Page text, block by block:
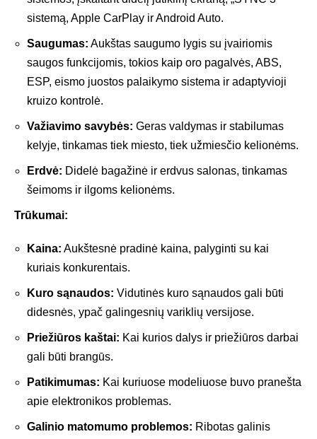
sistemą, Apple CarPlay ir Android Auto.
Saugumas: Aukštas saugumo lygis su įvairiomis
saugos funkcijomis, tokios kaip oro pagalvės, ABS,
ESP, eismo juostos palaikymo sistema ir adaptyvioji
kruizo kontrolė.
Važiavimo savybės: Geras valdymas ir stabilumas
kelyje, tinkamas tiek miesto, tiek užmiesčio kelionėms.
Erdvė: Didelė bagažinė ir erdvus salonas, tinkamas
šeimoms ir ilgoms kelionėms.
Trūkumai:
Kaina: Aukštesnė pradinė kaina, palyginti su kai
kuriais konkurentais.
Kuro sąnaudos: Vidutinės kuro sąnaudos gali būti
didesnės, ypač galingesnių variklių versijose.
Priežiūros kaštai: Kai kurios dalys ir priežiūros darbai
gali būti brangūs.
Patikimumas: Kai kuriuose modeliuose buvo pranešta
apie elektronikos problemas.
Galinio matomumo problemos: Ribotas galinis